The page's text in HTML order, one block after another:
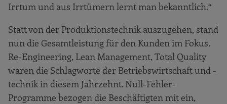
Irrtum und aus Irrtümern lernt man bekanntlich.“
Statt von der Produktionstechnik auszugehen, stand
nun die Gesamtleistung für den Kunden im Fokus.
Re-Engineering, Lean Management, Total Quality
waren die Schlagworte der Betriebswirtschaft und -
technik in diesem Jahrzehnt. Null-Fehler-
Programme bezogen die Beschäftigten mit ein,